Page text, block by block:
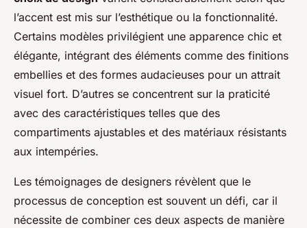
l’accent est mis sur l’esthétique ou la fonctionnalité.
Certains modèles privilégient une apparence chic et
élégante, intégrant des éléments comme des finitions
embellies et des formes audacieuses pour un attrait
visuel fort. D’autres se concentrent sur la praticité
avec des caractéristiques telles que des
compartiments ajustables et des matériaux résistants
aux intempéries.
Les témoignages de designers révèlent que le
processus de conception est souvent un défi, car il
nécessite de combiner ces deux aspects de manière